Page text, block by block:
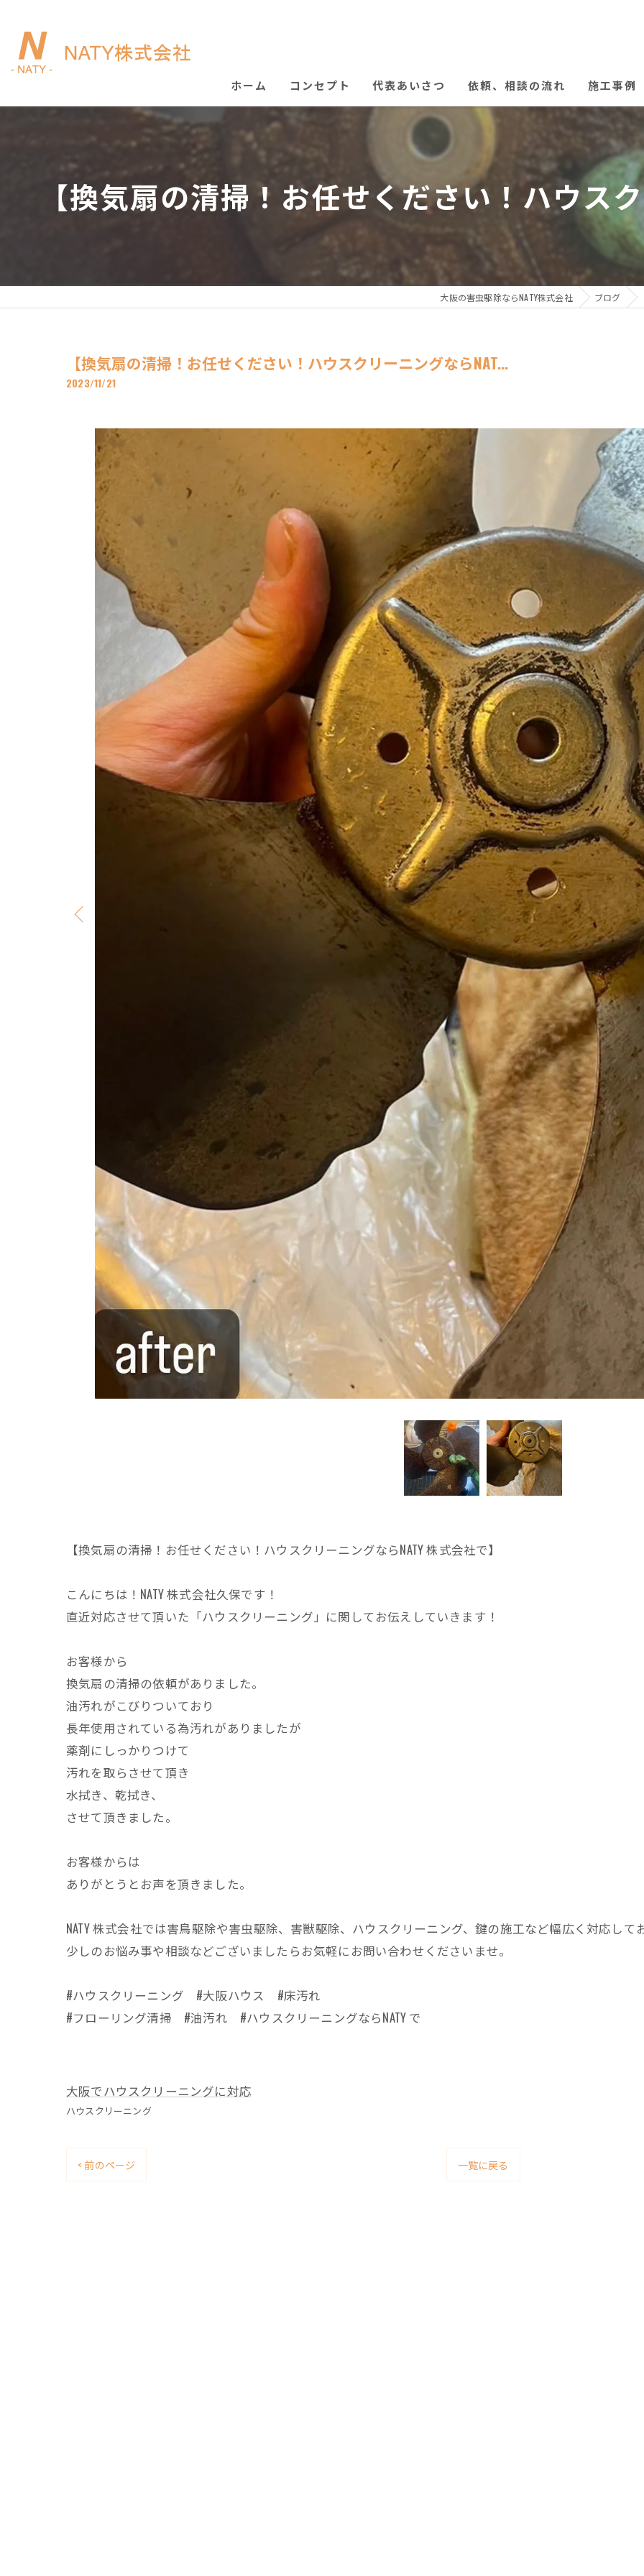
ホーム コンセプト 代表あいさつ 依頼、相談の流れ 施工事例
【換気扇の清掃！お任せください！ハウス
大阪の害虫駆除ならNATY株式会社 ブログ
【換気扇の清掃！お任せください！ハウスクリーニングならNAT...
2023/11/21
【換気扇の清掃！お任せください！ハウスクリーニングならNATY 株式会社で】
こんにちは！NATY 株式会社久保です！
直近対応させて頂いた「ハウスクリーニング」に関してお伝えしていきます！
お客様から
換気扇の清掃の依頼がありました。
油汚れがこびりついており
長年使用されている為汚れがありましたが
薬剤にしっかりつけて
汚れを取らさせて頂き
水拭き、乾拭き、
させて頂きました。
お客様からは
ありがとうとお声を頂きました。
NATY 株式会社では害鳥駆除や害虫駆除、害獣駆除、ハウスクリーニング、鍵の施工など幅広く対応して
少しのお悩み事や相談などございましたらお気軽にお問い合わせくださいませ。
#ハウスクリーニング #大阪ハウス #床汚れ
#フローリング清掃 #油汚れ #ハウスクリーニングならNATY で
大阪でハウスクリーニングに対応
ハウスクリーニング
< 前のページ 一覧に戻る